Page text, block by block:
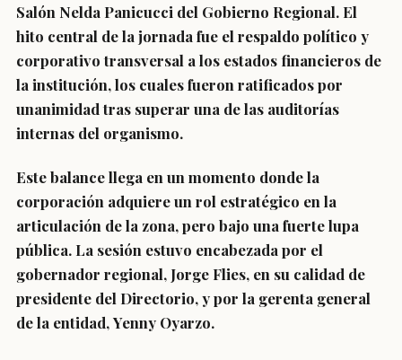
Salón Nelda Panicucci del Gobierno Regional. El
hito central de la jornada fue el respaldo político y
corporativo transversal a los estados financieros de
la institución, los cuales fueron ratificados por
unanimidad tras superar una de las auditorías
internas del organismo.
Este balance llega en un momento donde la
corporación adquiere un rol estratégico en la
articulación de la zona, pero bajo una fuerte lupa
pública. La sesión estuvo encabezada por el
gobernador regional, Jorge Flies, en su calidad de
presidente del Directorio, y por la gerenta general
de la entidad,Yenny Oyarzo.